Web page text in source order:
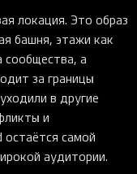
локация. Это образ
башня, этажи как
сообщества, а
за границы
в другие
и
остаётся самой
аудитории.